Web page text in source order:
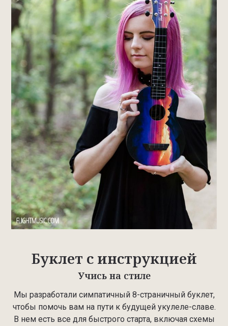
Буклет с инструкцией
Учись на стиле
Мы разработали симпатичный 8-страничный буклет,
чтобы помочь вам на пути к будущей укулеле-славе.
В нем есть все для быстрого старта, включая схемы